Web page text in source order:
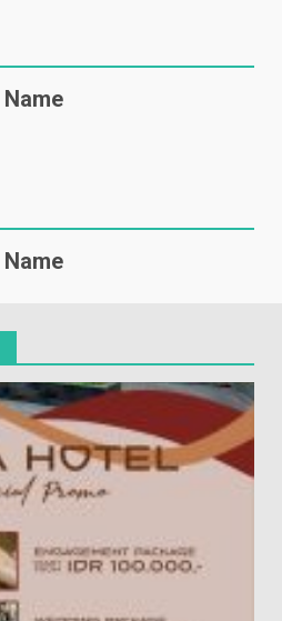
Name
Name